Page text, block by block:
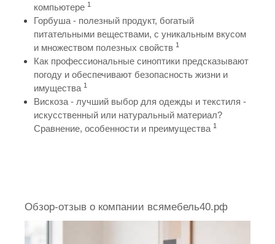
компьютере 1
Горбуша - полезный продукт, богатый
питательными веществами, с уникальным вкусом
и множеством полезных свойств 1
Как профессиональные синоптики предсказывают
погоду и обеспечивают безопасность жизни и
имущества 1
Вискоза - лучший выбор для одежды и текстиля -
искусственный или натуральный материал?
Сравнение, особенности и преимущества 1
Обзор-отзыв о компании всямебель40.рф